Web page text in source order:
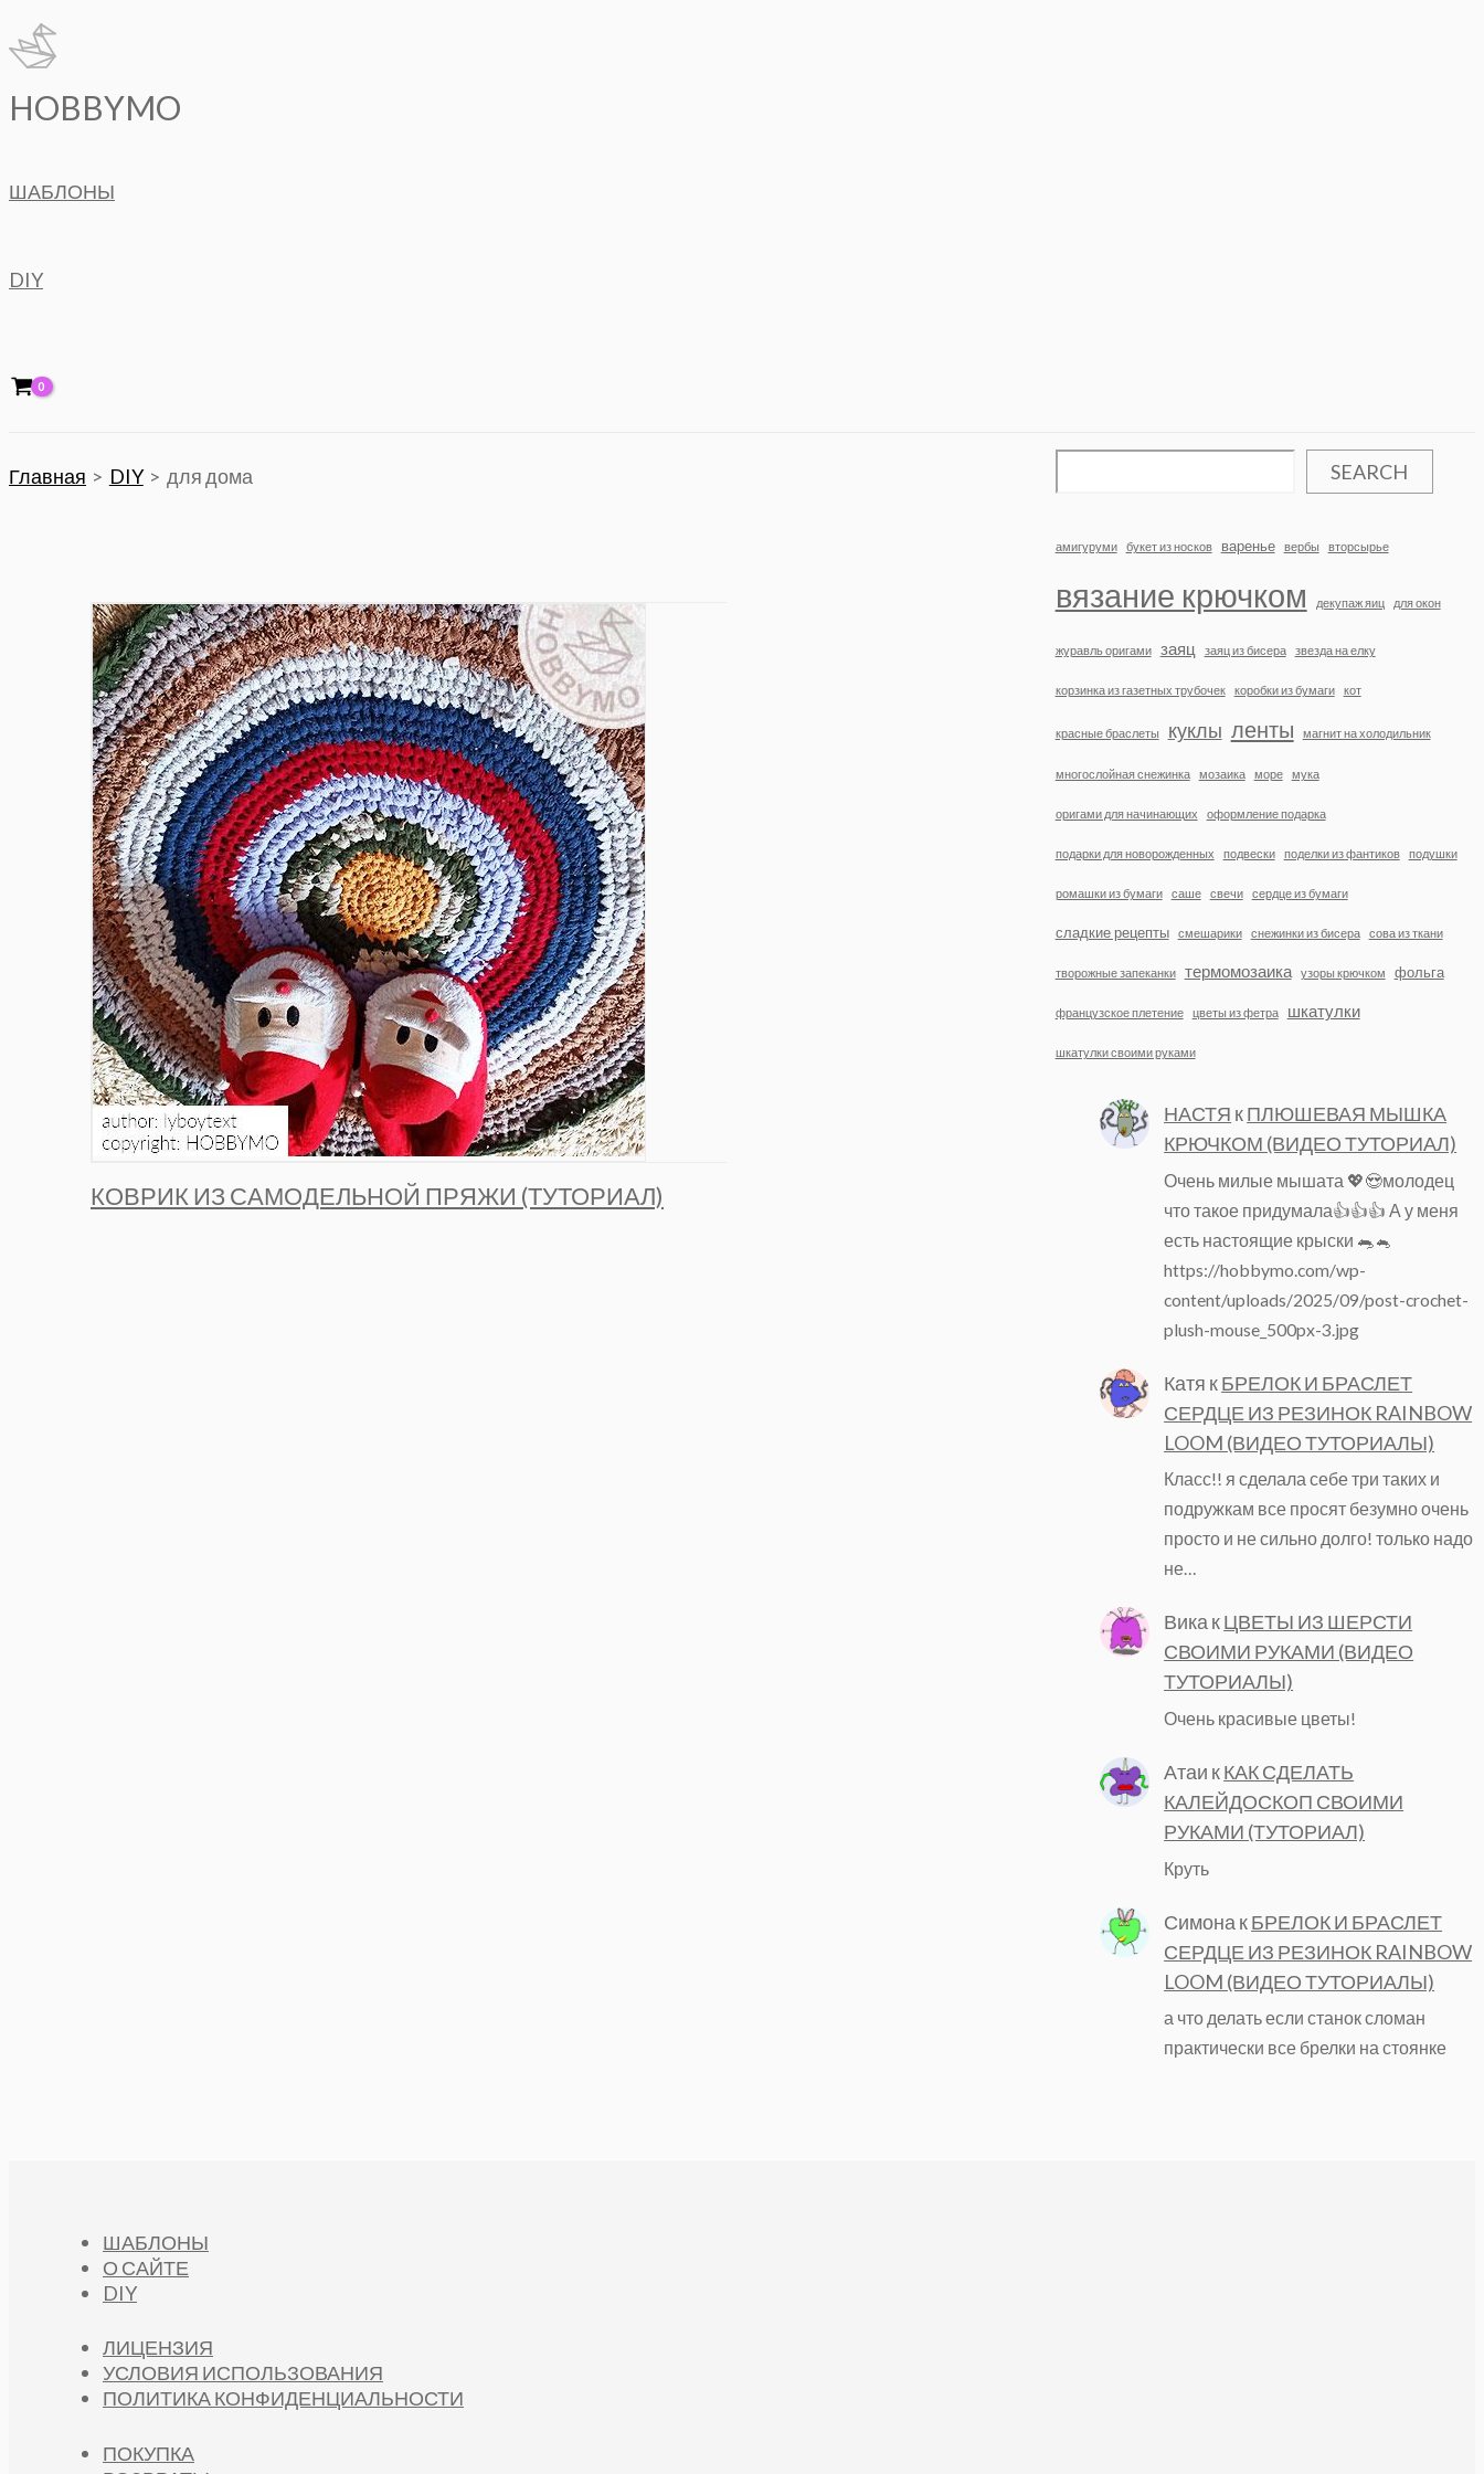
Перейти
к
содержимому
HOBBYMO
ШАБЛОНЫ
DIY
Главная DIY для дома
КОВРИК ИЗ САМОДЕЛЬНОЙ ПРЯЖИ (ТУТОРИАЛ)
SEARCH
амигуруми букет из носков варенье вербы вторсырье
вязание крючком декупаж яиц для окон
журавль оригами заяц заяц из бисера звезда на елку
корзинка из газетных трубочек коробки из бумаги кот
красные браслеты куклы ленты магнит на холодильник
многослойная снежинка мозаика море мука
оригами для начинающих оформление подарка
подарки для новорожденных подвески поделки из фантиков подушки
ромашки из бумаги саше свечи сердце из бумаги
сладкие рецепты смешарики снежинки из бисера сова из ткани
творожные запеканки термомозаика узоры крючком фольга
французское плетение цветы из фетра шкатулки
шкатулки своими руками
НАСТЯ кПЛЮШЕВАЯ МЫШКА
КРЮЧКОМ (ВИДЕО ТУТОРИАЛ)
Очень милые мышата 💖😍молодец
что такое придумала👍👍👍 А у меня
есть настоящие крыски 🐀🐁
https://hobbymo.com/wp-
content/uploads/2025/09/post-crochet-
plush-mouse_500px-3.jpg
Катя кБРЕЛОК И БРАСЛЕТ
СЕРДЦЕ ИЗ РЕЗИНОК RAINBOW
LOOM (ВИДЕО ТУТОРИАЛЫ)
Класс!! я сделала себе три таких и
подружкам все просят безумно очень
просто и не сильно долго! только надо
не…
ВикакЦВЕТЫ ИЗ ШЕРСТИ
СВОИМИ РУКАМИ (ВИДЕО
ТУТОРИАЛЫ)
Очень красивые цветы!
Атаи кКАК СДЕЛАТЬ
КАЛЕЙДОСКОП СВОИМИ
РУКАМИ (ТУТОРИАЛ)
Круть
Симона кБРЕЛОК И БРАСЛЕТ
СЕРДЦЕ ИЗ РЕЗИНОК RAINBOW
LOOM (ВИДЕО ТУТОРИАЛЫ)
а что делать если станок сломан
практически все брелки на стоянке
ШАБЛОНЫ
О САЙТЕ
DIY
ЛИЦЕНЗИЯ
УСЛОВИЯ ИСПОЛЬЗОВАНИЯ
ПОЛИТИКА КОНФИДЕНЦИАЛЬНОСТИ
ПОКУПКА